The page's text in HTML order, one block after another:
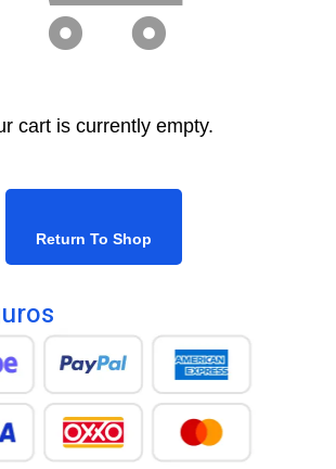
cart is currently empty.
Return To Shop